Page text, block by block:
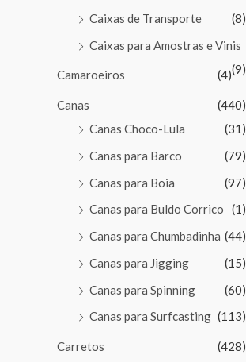
Caixas de Transporte
(8)
Caixas para Amostras e Vinis
(9)
Camaroeiros (4)
Canas
(440)
Canas Choco-Lula
(31)
Canas para Barco
(79)
Canas para Boia
(97)
Canas para Buldo Corrico
(1)
Canas para Chumbadinha (44)
Canas para Jigging
(15)
Canas para Spinning
(60)
Canas para Surfcasting (113)
Carretos
(428)